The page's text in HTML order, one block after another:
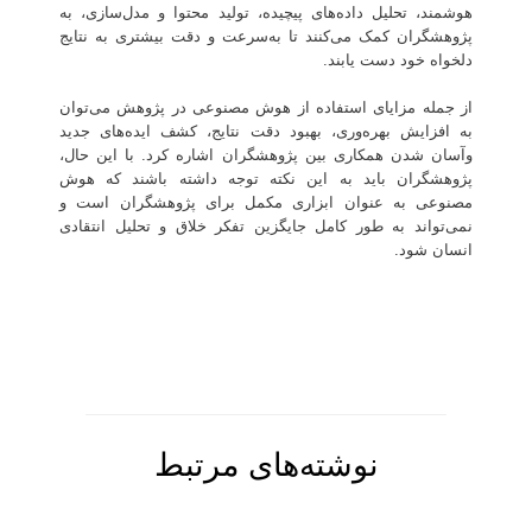
هوشمند، تحلیل داده‌های پیچیده، تولید محتوا و مدل‌سازی، به
پژوهشگران کمک می‌کنند تا به‌سرعت و دقت بیشتری به نتایج
دلخواه خود دست یابند.
از جمله مزایای استفاده از هوش مصنوعی در پژوهش می‌توان
به افزایش بهره‌وری، بهبود دقت نتایج، کشف ایده‌های جدید
وآسان شدن همکاری بین پژوهشگران اشاره کرد. با این حال،
پژوهشگران باید به این نکته توجه داشته باشند که هوش
مصنوعی به عنوان ابزاری مکمل برای پژوهشگران است و
نمی‌تواند به طور کامل جایگزین تفکر خلاق و تحلیل انتقادی
انسان شود.
نوشته‌های مرتبط